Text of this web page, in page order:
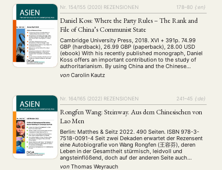
ANTRAG AUF EINEN SMALL GRANT DER DGA
MITGLIEDSCHAFT
Aktuelles von unseren Mitgliedern (4) Art (5) ASIEN (Zeitschrift)
Auszeichnung (12) Bericht (128) Bildung (22) Calls for… (1291)
Cinema (4) DGA (92) Diskussion (74) Fellowship (111) Forschung
Geografie (2) Geschichte (93) Gesellschaft (283) Globalisation
Kultur (27) Kunst
Philosophie (12) Politik (417) Politikwissenschaften Praktikum (8)
Präsentation (13) Programm (5) Publikation (23) Recht (20)
Religion (75) Sozialwissenschaften (4) Sprache (36) Sprachkurse (8)
Stellenausschreibung
Summer School (10) Symposium (32) Tagung (500) Tourismus (14)
Umwelt (45) Veranstaltung (788) Webinar (28) Wirtschaft (199)
Workshop (126)
Nr. 154/155 (2020) REZENSIONEN 178–80 {:en}
Daniel Koss: Where the Party Rules – The Rank and
File of China’s Communist State
Cambridge University Press, 2018. XVI + 391p. 74.99
GBP (hardback), 26.99 GBP (paperback), 28.00 USD
(ebook) With his recently published monograph, Daniel
Koss offers an important contribution to the study of
authoritarianism. By using China and the Chinese
Communist Party (CCP) as a case study, Koss analyses
“the party’s role in the information architecture of …
von Carolin Kautz
Nr. 164/165 (2022) REZENSIONEN 241–45 {:de}
Rongfen Wang: Steinway. Aus dem Chinesischen von
Lao Men
Berlin: Matthes & Seitz 2022. 490 Seiten. ISBN 978-3-
7518-0091-4 Seit zwei Dekaden erwartet der Rezensent
eine Autobiografie von Wang Rongfen (王容芬), deren
Leben in der Gesamtheit stürmisch, leidvoll und
angsteinflößend, doch auf der anderen Seite auch
glücklich, friedlich – und vor allem lehrreich ist.
von Thomas Weyrauch